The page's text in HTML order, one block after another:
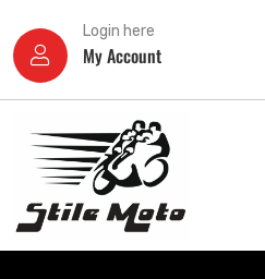
Login here
My Account